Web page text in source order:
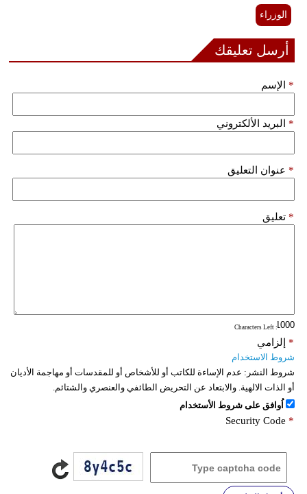
الوزراء
أرسل تعليقك
الإسم *
البريد الألكتروني *
عنوان التعليق *
تعليق *
: Characters Left
إلزامي *
شروط الاستخدام
شروط النشر: عدم الإساءة للكاتب أو للأشخاص أو للمقدسات أو مهاجمة الأديان
أو الذات الالهية. والابتعاد عن التحريض الطائفي والعنصري والشتائم.
اُوافق على شروط الأستخدام
Security Code *